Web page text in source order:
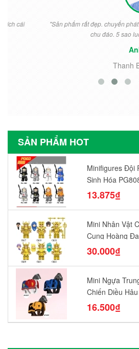
"Sản phẩm rất đẹp. chuyển phát rất
chu đáo. 5 sao luôn k phải
Anh Nam
Thanh Ba, Phú
SẢN PHẨM HOT
Minifigures Đội
Sinh Hóa
13.875₫
Mini Nhân Vật
Cung Hoàng
Chơi Lắp Ráp
30.000₫
Mini Ngựa
Chiến Diều
N1003 - N1005
16.500₫